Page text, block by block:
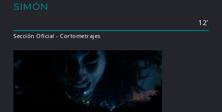
SIMÓN
12'
Sección Oficial - Cortometrajes